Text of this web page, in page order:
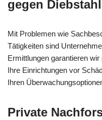
gegen
Mit Problemen wie
Tätigkeiten sind
Ermittlungen garantieren
Ihre Einrichtungen vor
Ihren
Private